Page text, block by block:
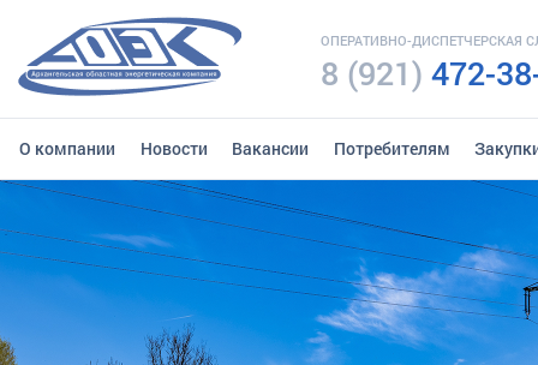
ОПЕРАТИВНО-ДИСПЕТЧЕРСКАЯ
8 (921) 472-
О компании Новости Вакансии Потребителям